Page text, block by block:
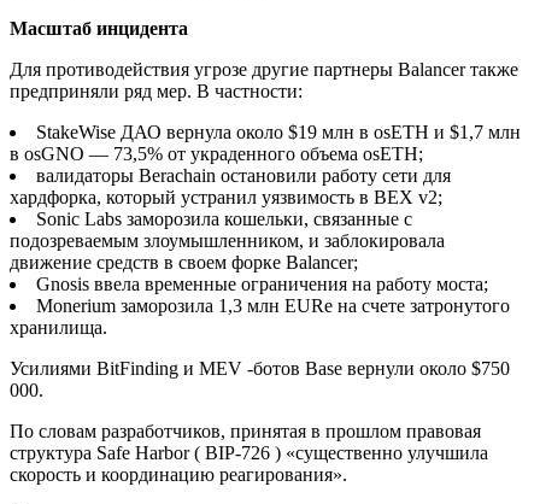
Масштаб инцидента
Для противодействия угрозе другие партнеры Balancer также
предприняли ряд мер. В частности:
StakeWise ДАО вернула около $19 млн в osETH и $1,7 млн
в osGNO — 73,5% от украденного объема osETH;
валидаторы Berachain остановили работу сети для
хардфорка, который устранил уязвимость в BEX v2;
Sonic Labs заморозила кошельки, связанные с
подозреваемым злоумышленником, и заблокировала
движение средств в своем форке Balancer;
Gnosis ввела временные ограничения на работу моста;
Monerium заморозила 1,3 млн EURe на счете затронутого
хранилища.
Усилиями BitFinding и MEV -ботов Base вернули около $750
000.
По словам разработчиков, принятая в прошлом правовая
структура Safe Harbor ( BIP-726 ) «существенно улучшила
скорость и координацию реагирования».